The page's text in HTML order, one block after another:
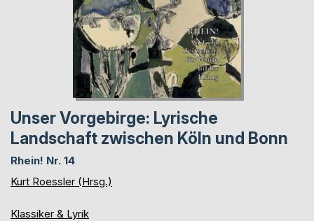
Unser Vorgebirge: Lyrische
Landschaft zwischen Köln und Bonn
Rhein! Nr. 14
Kurt Roessler (Hrsg.)
Klassiker & Lyrik